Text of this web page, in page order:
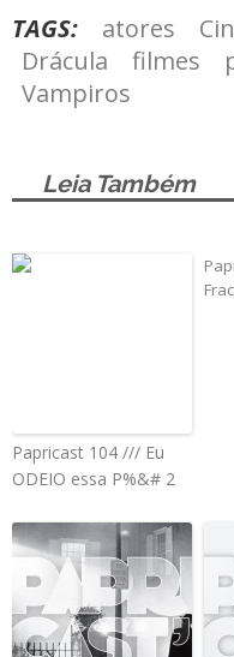
TAGS: atores
Drácula
filmes
Vampiros
Leia Também
Papricast 104 /// Eu
ODEIO essa P%&# 2